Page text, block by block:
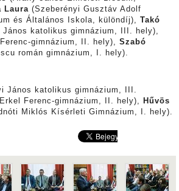
Laura(Szeberényi Gusztáv Adolf
és Általános Iskola, különdíj), Takó
katolikus gimnázium, III. hely),
gimnázium, II. hely), Szabó
román gimnázium, I. hely).
János katolikus gimnázium, III.
Ferenc-gimnázium, II. hely),
Hűvös
Miklós Kísérleti Gimnázium, I. hely).